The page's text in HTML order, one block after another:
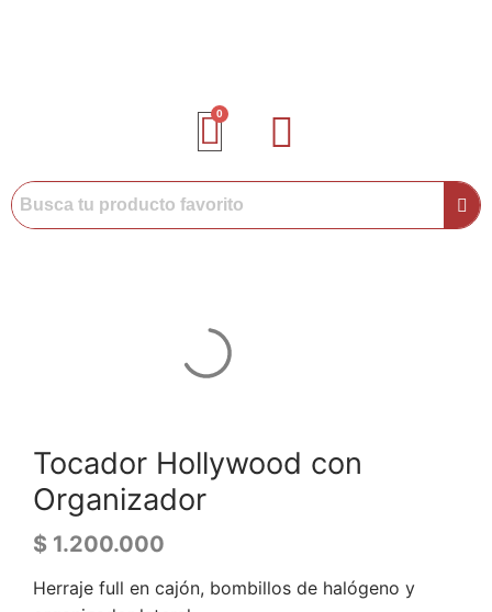
Tocador Hollywood con
Organizador
$ 1.200.000
Herraje full en cajón, bombillos de halógeno y